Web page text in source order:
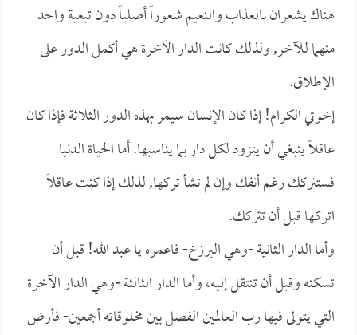
هناك يشعران بالعذاب والنعيم شعوراً أصلياً دون تبعية واحد
منهما للآخر, ولذلك كانت الدار الآخرة هي أكمل الدور على
الإطلاق.
إخوتي الكرام! إذا كان الإنسان سيمر بهذه الدور الثلاثة فإذا كان
عاقلاً ينبغي أن يتزود لكل دار بما يناسبها. أما الحياة الدنيا
فستتركك رغم أنفك وإن لم تشأ تركها, لذلك إذا كنت عاقلاً
اتركها قبل أن تتركك.
وأما الدار الثانية -وهي البرزخ- فاعمره يا عبد الله! قبل أن
تسكنه وقبل أن تنتقل إليه، وأما الدار الثالثة -وهي الدار الآخرة
التي يتولى فيها رب العالمين الفصل بين مخلوقاته أجمعين- فأرض